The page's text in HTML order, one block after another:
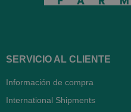
SERVICIO AL CLIENTE
Información de compra
International Shipments